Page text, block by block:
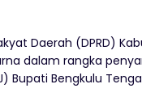
Daerah (DPRD)
dalam rangka
Bupati Bengkulu